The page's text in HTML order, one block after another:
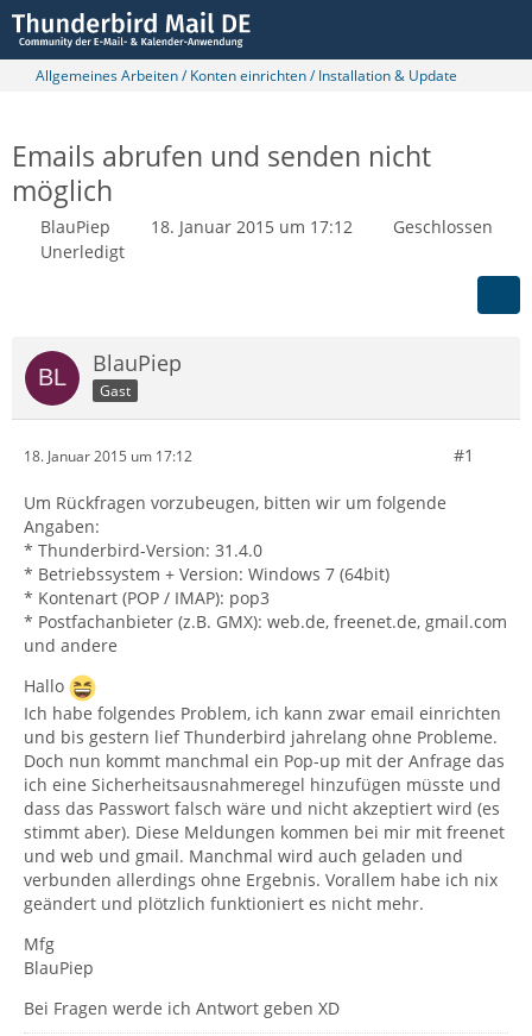
Allgemeines Arbeiten / Konten einrichten / Installation & Update
Emails abrufen und senden nicht
möglich
BlauPiep 18. Januar 2015 um 17:12
Geschlossen
Unerledigt
BlauPiep
Gast
18. Januar 2015 um 17:12 #1
Um Rückfragen vorzubeugen, bitten wir um folgende
Angaben:
* Thunderbird-Version: 31.4.0
* Betriebssystem + Version: Windows 7 (64bit)
* Kontenart (POP / IMAP): pop3
* Postfachanbieter (z.B. GMX): web.de, freenet.de, gmail.com
und andere
Hallo
Ich habe folgendes Problem, ich kann zwar email einrichten
und bis gestern lief Thunderbird jahrelang ohne Probleme.
Doch nun kommt manchmal ein Pop-up mit der Anfrage das
ich eine Sicherheitsausnahmeregel hinzufügen müsste und
dass das Passwort falsch wäre und nicht akzeptiert wird (es
stimmt aber). Diese Meldungen kommen bei mir mit freenet
und web und gmail. Manchmal wird auch geladen und
verbunden allerdings ohne Ergebnis. Vorallem habe ich nix
geändert und plötzlich funktioniert es nicht mehr.
Mfg
BlauPiep
Bei Fragen werde ich Antwort geben XD